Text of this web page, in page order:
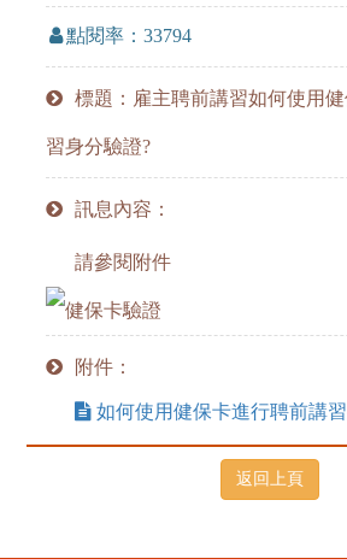
點閱率：33794
標題：雇主聘前講習如何使用
習身分驗證?
訊息內容：
請參閱附件
附件：
如何使用健保卡進行聘前講